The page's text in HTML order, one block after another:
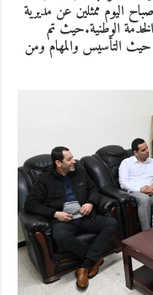
اليوم ممثلين عن مديرية
الوطنية.حيث تم
التأسيس والمهام ومن